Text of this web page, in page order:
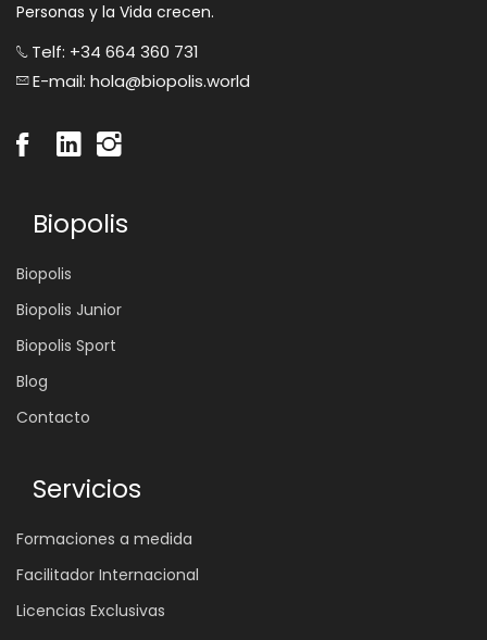
Personas y la Vida crecen.
Telf: +34 664 360 731
E-mail: hola@biopolis.world
Biopolis
Biopolis
Biopolis Junior
Biopolis Sport
Blog
Contacto
Servicios
Formaciones a medida
Facilitador Internacional
Licencias Exclusivas